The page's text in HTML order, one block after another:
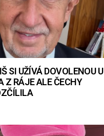
SI UŽÍVÁ DOVOLENOU U
Z RÁJE ALE ČECHY